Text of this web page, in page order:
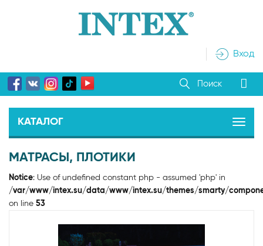
Вход
Поиск
КАТАЛОГ
МАТРАСЫ, ПЛОТИКИ
Notice: Use of undefined constant php - assumed 'php' in
/var/www/intex.su/data/www/intex.su/themes/smarty/
on line 53